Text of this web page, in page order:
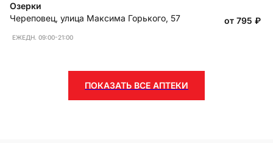
Озерки
Череповец, улица Максима Горького, 57
ЕЖЕДН. 09:00-21:00
от 795 ₽
ПОКАЗАТЬ ВСЕ АПТЕКИ